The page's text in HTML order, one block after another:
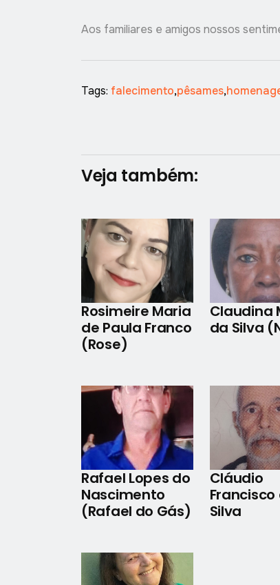
Aos familiares e amigos nossos
Tags: falecimento,pêsames,
Veja também:
Rosimeire Maria
de Paula Franco
(Rose)
Claudina
da Silva
Rafael Lopes do
Nascimento
(Rafael do Gás)
Cláudio
Francisco
Silva